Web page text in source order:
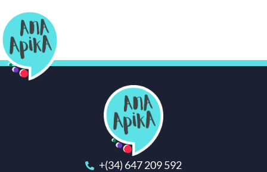
al
contenido
Bio
Narración
Cuentos & Música
+(34) 647 209 592